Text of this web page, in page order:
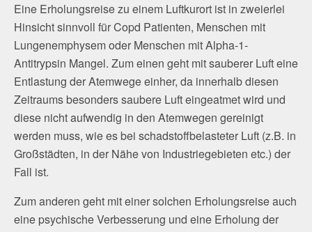
Eine Erholungsreise zu einem Luftkurort ist in zweierlei
Hinsicht sinnvoll für Copd Patienten, Menschen mit
Lungenemphysem oder Menschen mit Alpha-1-
Antitrypsin Mangel. Zum einen geht mit sauberer Luft eine
Entlastung der Atemwege einher, da innerhalb diesen
Zeitraums besonders saubere Luft eingeatmet wird und
diese nicht aufwendig in den Atemwegen gereinigt
werden muss, wie es bei schadstoffbelasteter Luft (z.B. in
Großstädten, in der Nähe von Industriegebieten etc.) der
Fall ist.
Zum anderen geht mit einer solchen Erholungsreise auch
eine psychische Verbesserung und eine Erholung der